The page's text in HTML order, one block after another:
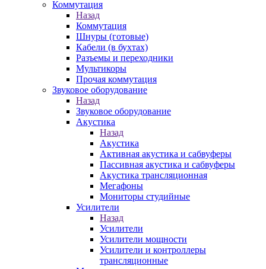
Коммутация
Назад
Коммутация
Шнуры (готовые)
Кабели (в бухтах)
Разъемы и переходники
Мультикоры
Прочая коммутация
Звуковое оборудование
Назад
Звуковое оборудование
Акустика
Назад
Акустика
Активная акустика и сабвуферы
Пассивная акустика и сабвуферы
Акустика трансляционная
Мегафоны
Мониторы студийные
Усилители
Назад
Усилители
Усилители мощности
Усилители и контроллеры
трансляционные